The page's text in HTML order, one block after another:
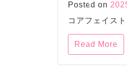
Posted on
コアフェイス
Read More